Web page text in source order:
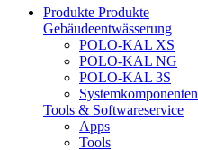
Produkte Produkte
Gebäudeentwässerung
POLO-KAL XS
POLO-KAL NG
POLO-KAL 3S
Systemkomponenten
Tools & Softwareservice
Apps
Tools